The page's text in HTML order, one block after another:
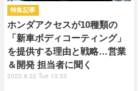
ホンダアクセスが10種類の
「新車ボディコーティング」
を提供する理由と戦略…営業
＆開発 担当者に聞く
特集記事
2023.8.22 Tue 13:53